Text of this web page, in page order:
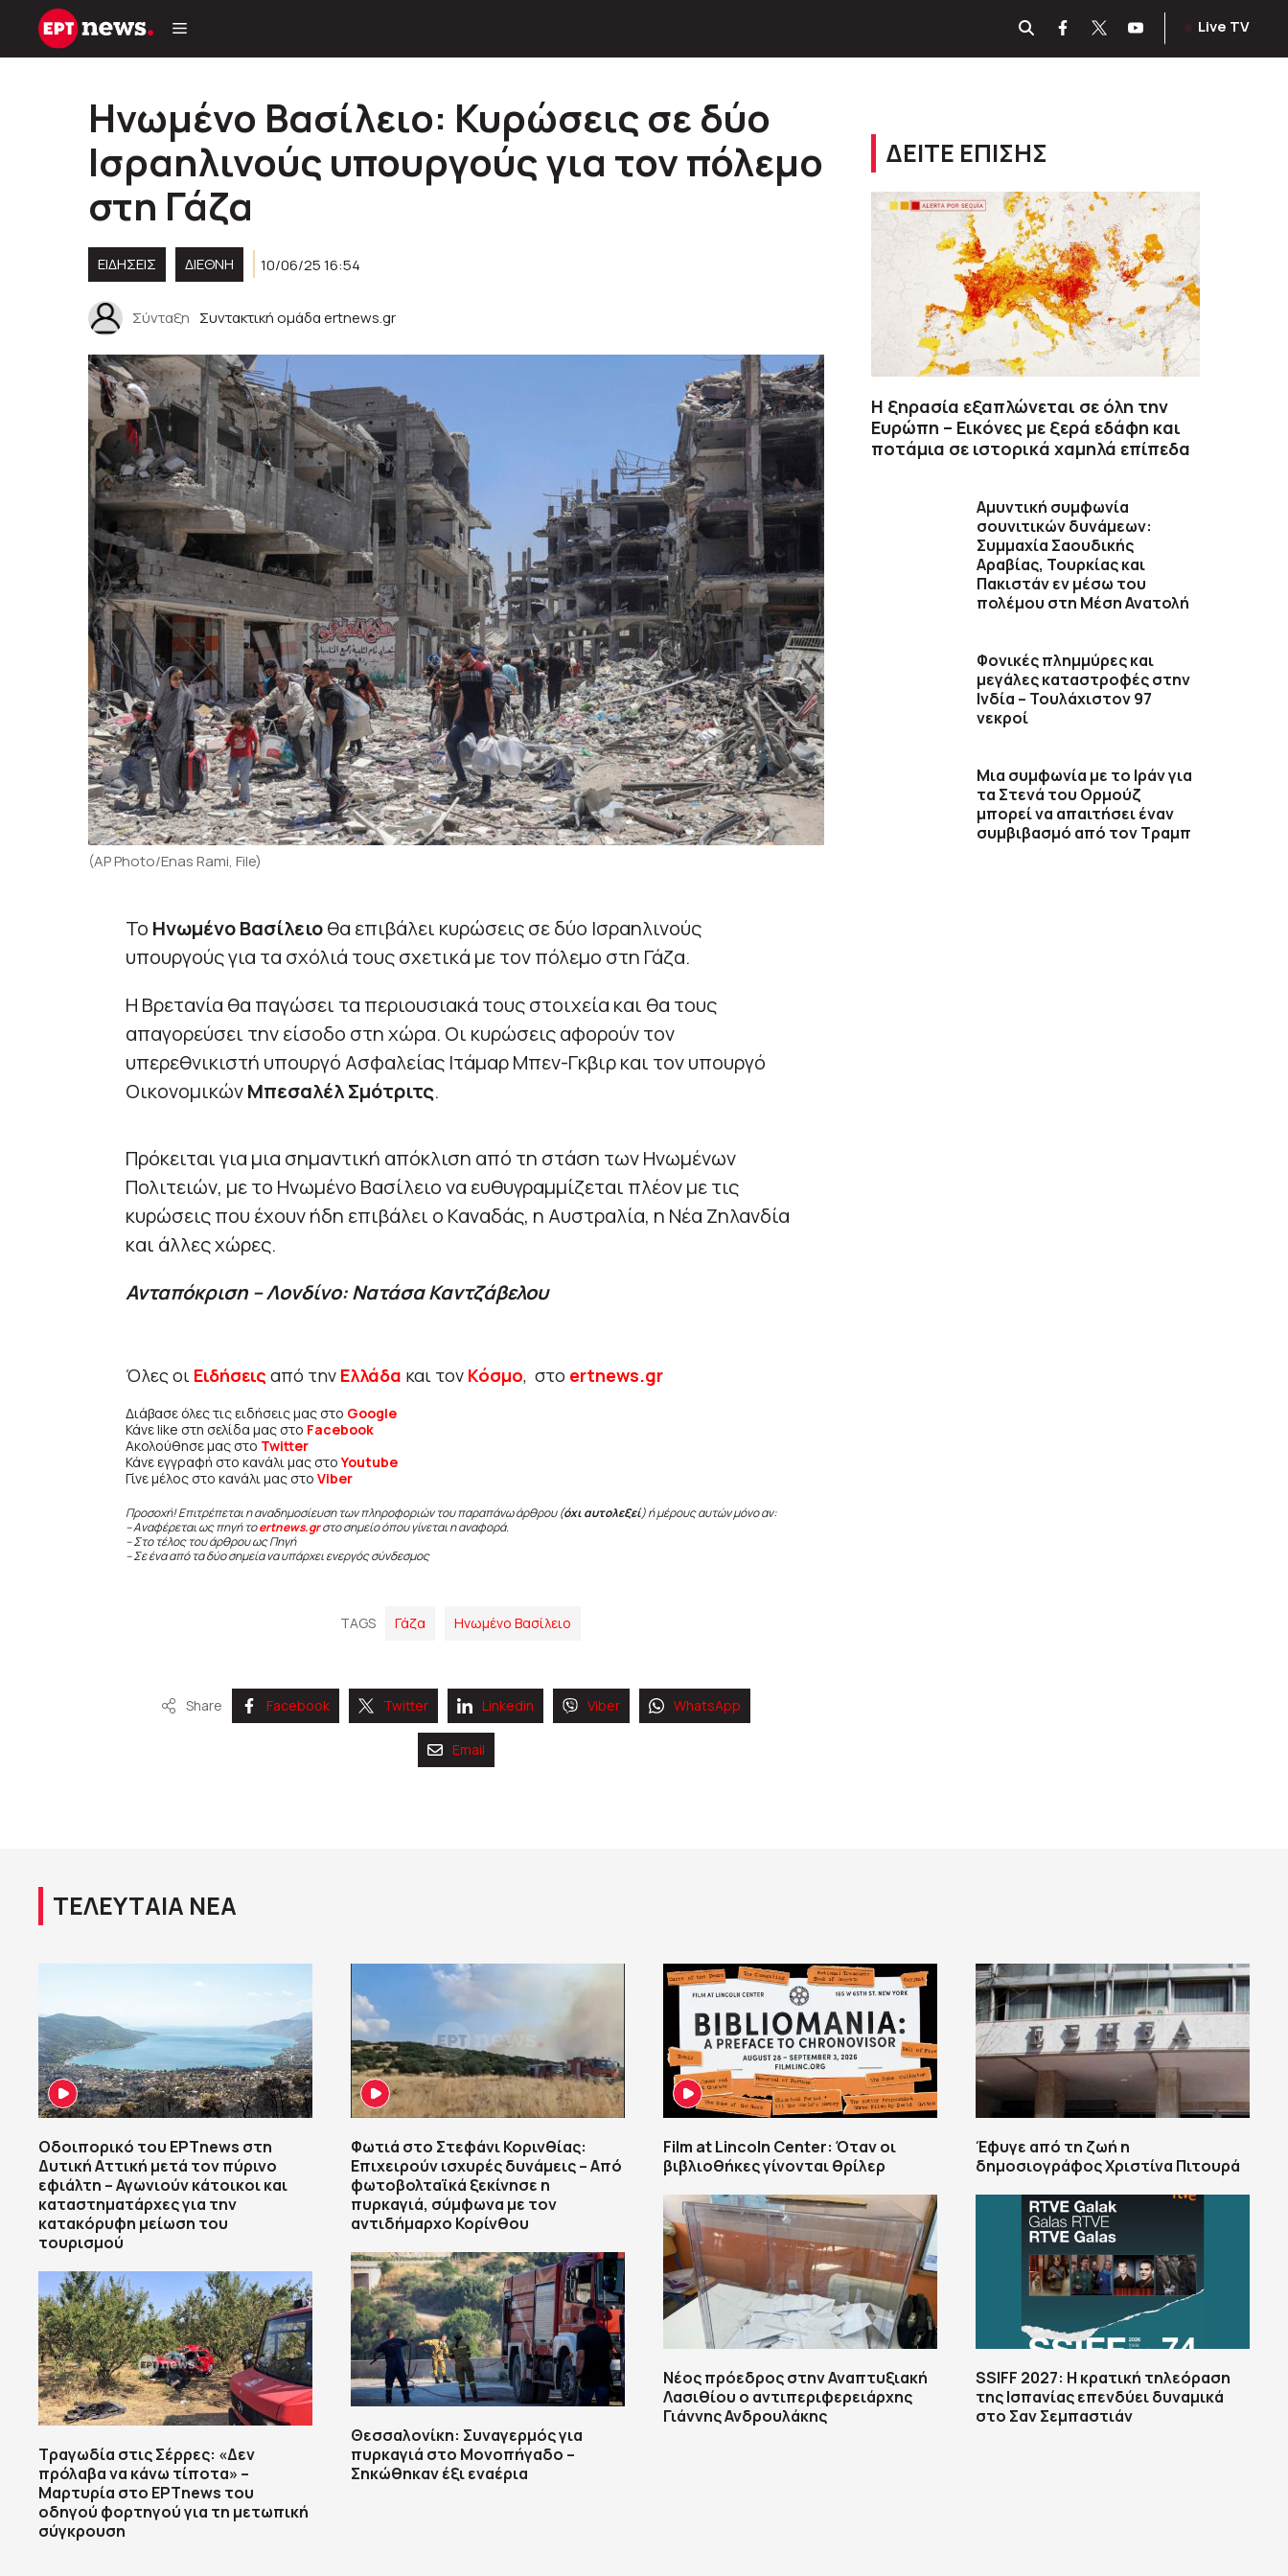
Μετάβαση
Live TV
Ηνωμένο Βασίλειο: Κυρώσεις σε δύο
Ισραηλινούς υπουργούς για τον πόλεμο
στη Γάζα
ΕΙΔΗΣΕΙΣ ΔΙΕΘΝΗ 10/06/25 16:54
Σύνταξη Συντακτική ομάδα ertnews.gr
(AP Photo/Enas Rami, File)
Το Ηνωμένο Βασίλειοθα επιβάλει κυρώσεις σε δύο Ισραηλινούς
υπουργούς για τα σχόλιά τους σχετικά με τον πόλεμο στη Γάζα.
Η Βρετανία θα παγώσει τα περιουσιακά τους στοιχεία και θα τους
απαγορεύσει την είσοδο στη χώρα. Οι κυρώσεις αφορούν τον
υπερεθνικιστή υπουργό Ασφαλείας Ιτάμαρ Μπεν-Γκβιρ και τον υπουργό
ΟικονομικώνΜπεσαλέλ Σμότριτς.
Πρόκειται για μια σημαντική απόκλιση από τη στάση των Ηνωμένων
Πολιτειών, με το Ηνωμένο Βασίλειο να ευθυγραμμίζεται πλέον με τις
κυρώσεις που έχουν ήδη επιβάλει ο Καναδάς, η Αυστραλία, η Νέα Ζηλανδία
και άλλες χώρες.
Ανταπόκριση – Λονδίνο: Νατάσα Καντζάβελου
Όλες οι Ειδήσεις από την Ελλάδα και τον Κόσμο, στο ertnews.gr
Διάβασε όλες τις ειδήσεις μας στο Google
Κάνε like στη σελίδα μας στο Facebook
Ακολούθησε μας στο Twitter
Κάνε εγγραφή στο κανάλι μας στοYoutube
Γίνε μέλος στο κανάλι μας στο Viber
Προσοχή! Επιτρέπεται η αναδημοσίευση των πληροφοριών του παραπάνω άρθρου (όχι αυτολεξεί) ή μέρους αυτών μόνο αν:
– Αναφέρεται ως πηγή τοertnews.gr στο σημείο όπου γίνεται η αναφορά.
– Στο τέλος του άρθρου ως Πηγή
– Σε ένα από τα δύο σημεία να υπάρχει ενεργός σύνδεσμος
TAGS Γάζα Ηνωμένο Βασίλειο
Share Facebook Twitter Linkedin Viber WhatsApp
Email
ΔΕΙΤΕ ΕΠΙΣΗΣ
Η ξηρασία εξαπλώνεται σε όλη την
Ευρώπη – Εικόνες με ξερά εδάφη και
ποτάμια σε ιστορικά χαμηλά επίπεδα
Αμυντική συμφωνία
σουνιτικών δυνάμεων:
Συμμαχία Σαουδικής
Αραβίας, Τουρκίας και
Πακιστάν εν μέσω του
πολέμου στη Μέση Ανατολή
Φονικές πλημμύρες και
μεγάλες καταστροφές στην
Ινδία – Τουλάχιστον 97
νεκροί
Μια συμφωνία με το Ιράν για
τα Στενά του Ορμούζ
μπορεί να απαιτήσει έναν
συμβιβασμό από τον Τραμπ
ΤΕΛΕΥΤΑΙΑ ΝΕΑ
Οδοιπορικό του ΕΡΤnews στη
Δυτική Αττική μετά τον πύρινο
εφιάλτη – Αγωνιούν κάτοικοι και
καταστηματάρχες για την
κατακόρυφη μείωση του
τουρισμού
Τραγωδία στις Σέρρες: «Δεν
πρόλαβα να κάνω τίποτα» –
Μαρτυρία στο ΕΡΤnews του
οδηγού φορτηγού για τη μετωπική
σύγκρουση
Φωτιά στο Στεφάνι Κορινθίας:
Επιχειρούν ισχυρές δυνάμεις – Από
φωτοβολταϊκά ξεκίνησε η
πυρκαγιά, σύμφωνα με τον
αντιδήμαρχο Κορίνθου
Θεσσαλονίκη: Συναγερμός για
πυρκαγιά στο Μονοπήγαδο –
Σηκώθηκαν έξι εναέρια
Film at Lincoln Center: Όταν οι
βιβλιοθήκες γίνονται θρίλερ
Νέος πρόεδρος στην Αναπτυξιακή
Λασιθίου ο αντιπεριφερειάρχης
Γιάννης Ανδρουλάκης
Έφυγε από τη ζωή η
δημοσιογράφος Χριστίνα Πιτουρά
SSIFF 2027: Η κρατική τηλεόραση
της Ισπανίας επενδύει δυναμικά
στο Σαν Σεμπαστιάν